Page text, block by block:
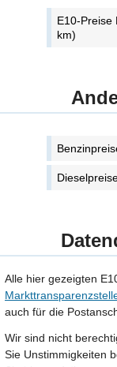
E10-Preise
km)
Alle hier gezeigten
auch für die
Wir sind nicht
Sie Unstimmigkeiten